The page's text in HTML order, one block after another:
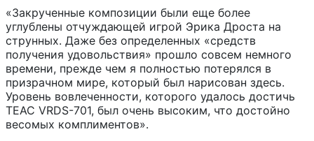
«Закрученные композиции были еще более
углублены отчуждающей игрой Эрика Дроста на
струнных. Даже без определенных «средств
получения удовольствия» прошло совсем немного
времени, прежде чем я полностью потерялся в
призрачном мире, который был нарисован здесь.
Уровень вовлеченности, которого удалось достичь
TEAC VRDS-701, был очень высоким, что достойно
весомых комплиментов».